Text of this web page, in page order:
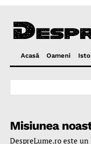
Acasă Oameni
Misiunea
DespreLume.ro este